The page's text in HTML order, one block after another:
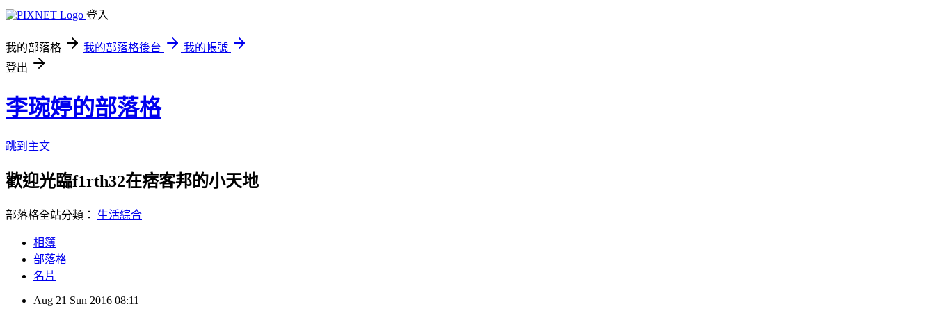
登入
我的部落格 我的部落格後台
我的帳號
登出
李琬婷的部落格
跳到主文
歡迎光臨f1rth32在痞客邦的小天地
部落格全站分類： 生活綜合
相簿
部落格
名片
Aug 21 Sun 2016 08:11